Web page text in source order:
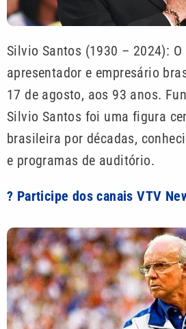
Silvio Santos (1930 – 2024):
apresentador e empresário
17 de agosto, aos 93 anos.
Silvio Santos foi uma figura
brasileira por décadas,
e programas de auditório.
? Participe dos canais VTV